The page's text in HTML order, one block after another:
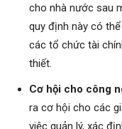
cho nhà nước sau
quy định này có
các tổ chức tài
thiết.
Cơ hội cho công
ra cơ hội cho các
việc quản lý, xác